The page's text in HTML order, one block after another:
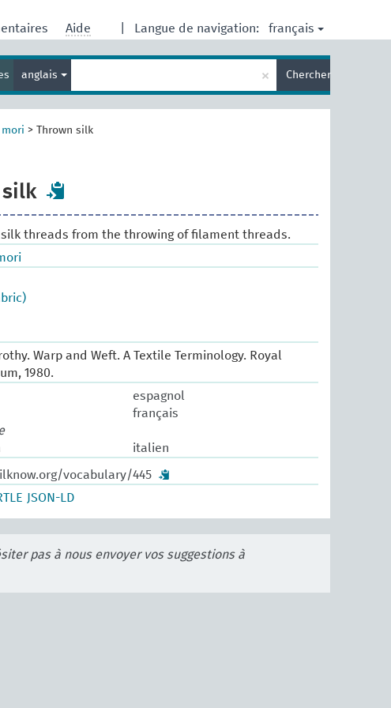
Langue de navigation: français
Aide
anglais
terme
de
recherche
× Chercher
> Thrown silk
threads from the throwing of filament threads.
Warp and Weft. A Textile Terminology. Royal
1980.
espagnol
français
italien
vocabulary/445
JSON-LD
pas à nous envoyer vos suggestions à